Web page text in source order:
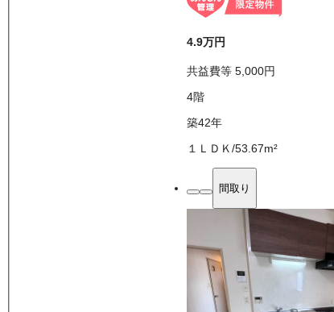
4.9万円
共益費等 5,000円
4階
築42年
１ＬＤＫ/53.67m²
間取り